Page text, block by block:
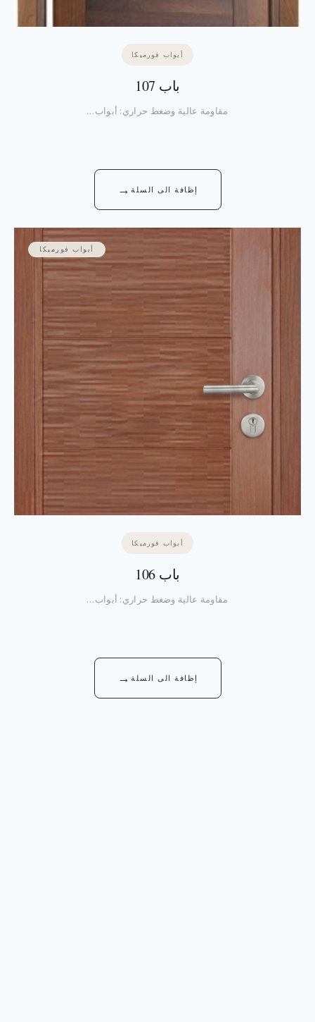
أبواب فورميكا
باب 107
مقاومة عالية وضغط حراري: أبواب…
إظافة الى السلة →
أبواب فورميكا
أبواب فورميكا
باب 106
مقاومة عالية وضغط حراري: أبواب…
إظافة الى السلة →